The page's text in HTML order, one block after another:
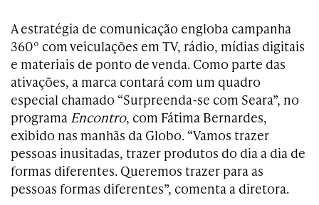
A estratégia de comunicação engloba campanha
360º com veiculações em TV, rádio, mídias digitais
e materiais de ponto de venda. Como parte das
ativações, a marca contará com um quadro
especial chamado “Surpreenda-se com Seara”, no
programa Encontro, com Fátima Bernardes,
exibido nas manhãs da Globo. “Vamos trazer
pessoas inusitadas, trazer produtos do dia a dia de
formas diferentes. Queremos trazer para as
pessoas formas diferentes”, comenta a diretora.